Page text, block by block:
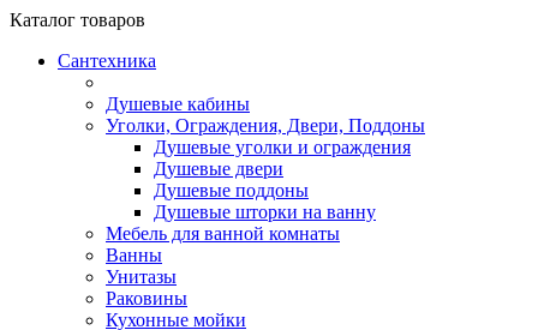
Каталог товаров
Сантехника
Душевые кабины
Уголки, Ограждения, Двери, Поддоны
Душевые уголки и ограждения
Душевые двери
Душевые поддоны
Душевые шторки на ванну
Мебель для ванной комнаты
Ванны
Унитазы
Раковины
Кухонные мойки